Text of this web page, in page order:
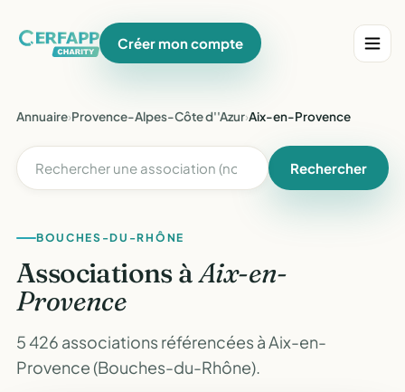
Créer mon compte
Annuaire›Provence-Alpes-Côte d''Azur›Aix-en-Provence
Rechercher
BOUCHES-DU-RHÔNE
Associations àAix-en-
Provence
5 426 associations référencées à Aix-en-
Provence (Bouches-du-Rhône).